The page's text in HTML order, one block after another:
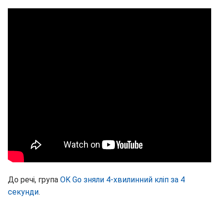
До речі, група OK Go зняли 4-хвилинний кліп за 4
секунди.